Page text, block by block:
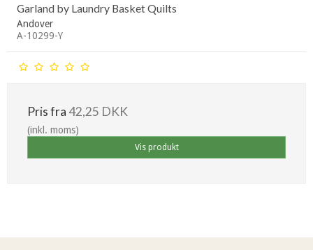
Garland by Laundry Basket Quilts
Andover
A-10299-Y
Pris fra 42,25 DKK
(inkl. moms)
Vis produkt